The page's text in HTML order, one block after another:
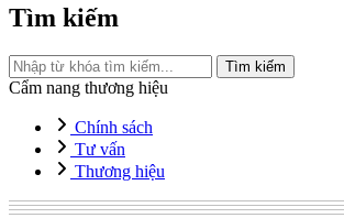
Tìm kiếm
Tìm kiếm
Cẩm nang thương hiệu
Chính sách
Tư vấn
Thương hiệu